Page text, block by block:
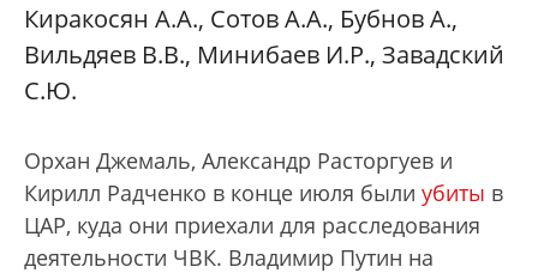
Киракосян А.А., Сотов А.А., Бубнов А.,
Вильдяев В.В., Минибаев И.Р., Завадский
С.Ю.
Орхан Джемаль, Александр Расторгуев и
Кирилл Радченко в конце июля были убиты в
ЦАР, куда они приехали для расследования
деятельности ЧВК. Владимир Путин на